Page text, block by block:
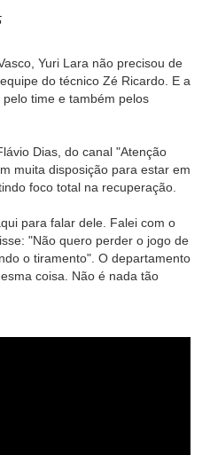
Yuri Lara não precisou de
do técnico Zé Ricardo. E a
time e também pelos
Dias, do canal "Atenção
muita disposição para estar em
foco total na recuperação.
para falar dele. Falei com o
"Não quero perder o jogo de
o tiramento". O departamento
coisa. Não é nada tão